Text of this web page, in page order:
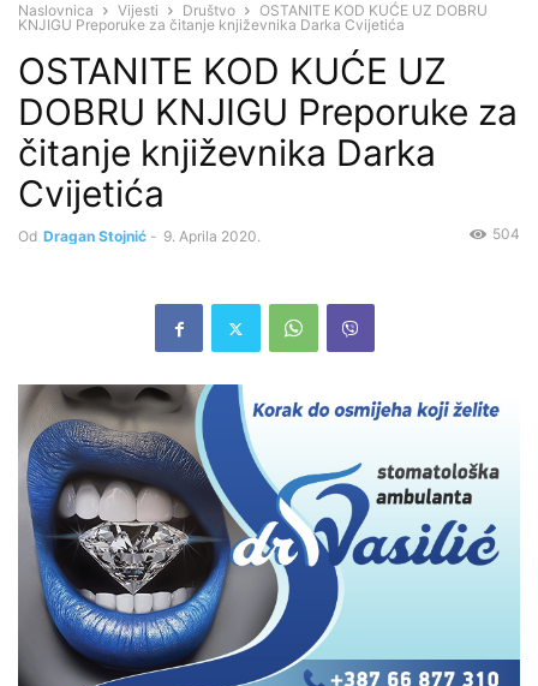
Naslovnica Vijesti Društvo
OSTANITE KOD KUĆE UZ DOBRU
KNJIGU Preporuke za čitanje književnika Darka Cvijetića
OSTANITE KOD KUĆE UZ
DOBRU KNJIGU Preporuke za
čitanje književnika Darka
Cvijetića
Od Dragan Stojnić - 9. Aprila 2020. 504